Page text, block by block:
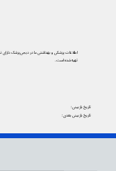
اطلاعات پزشکی و بهداشتی ما در دیجی‌پزشک دارای
تهیه شده است.
تاریخ بازبینی:
تاریخ بازبینی بعدی: